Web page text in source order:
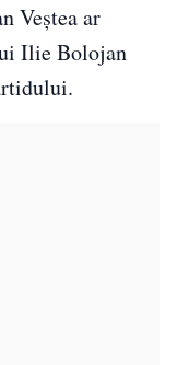
Veștea ar
Ilie Bolojan